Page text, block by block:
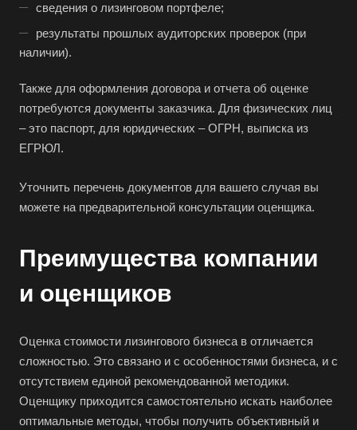
сведения о лизинговом портфеле;
результаты прошлых аудиторских проверок (при
наличии).
Также для оформления договора и отчета об оценке
потребуются документы заказчика. Для физических лиц
– это паспорт, для юридических – ОГРН, выписка из
ЕГРЮЛ.
Уточнить перечень документов для вашего случая вы
можете на предварительной консультации оценщика.
Преимущества компании
и оценщиков
Оценка стоимости лизингового бизнеса в отличается
сложностью. Это связано и с особенностями бизнеса, и с
отсутствием единой рекомендованной методики.
Оценщику приходится самостоятельно искать наиболее
оптимальные методы, чтобы получить объективный и
Бахчисарай
Белгород
Белебей
Белово
Белоярский
Березники
Бирск
Бирюч